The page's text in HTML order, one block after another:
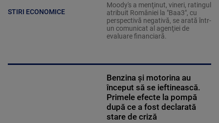
STIRI ECONOMICE
Moody's a menţinut, vineri, ratingul
atribuit României la "Baa3", cu
perspectivă negativă, se arată într-
un comunicat al agenţiei de
evaluare financiară.
Benzina și motorina au
început să se ieftinească.
Primele efecte la pompă
după ce a fost declarată
stare de criză